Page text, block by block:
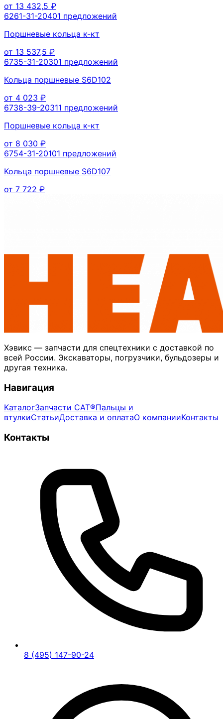
от 13 432,5 ₽
6261-31-20401 предложений
Поршневые кольца к-кт
от 13 537,5 ₽
6735-31-20301 предложений
Кольца поршневые S6D102
от 4 023 ₽
6738-39-20311 предложений
Поршневые кольца к-кт
от 8 030 ₽
6754-31-20101 предложений
Кольца поршневые S6D107
от 7 722 ₽
Хэвикс — запчасти для спецтехники с доставкой по
всей России. Экскаваторы, погрузчики, бульдозеры и
другая техника.
Навигация
КаталогЗапчасти CAT®Пальцы и
втулкиСтатьиДоставка и оплатаО компанииКонтакты
Контакты
8 (495) 147-90-24